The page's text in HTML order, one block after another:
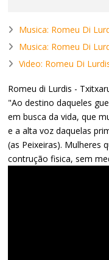
Musica: Romeu Di
Musica: Romeu Di
Video: Romeu Di
Romeu di Lurdis -
"Ao destino daqueles
em busca da vida, que
e a alta voz daquelas
(as Peixeiras). Mulheres
contrução fisica, sem